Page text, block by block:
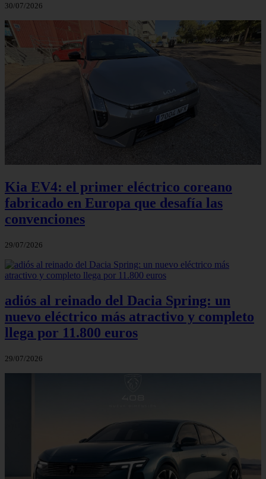
30/07/2026
Kia EV4: el primer eléctrico coreano
fabricado en Europa que desafía las
convenciones
29/07/2026
adiós al reinado del Dacia Spring: un
nuevo eléctrico más atractivo y completo
llega por 11.800 euros
29/07/2026